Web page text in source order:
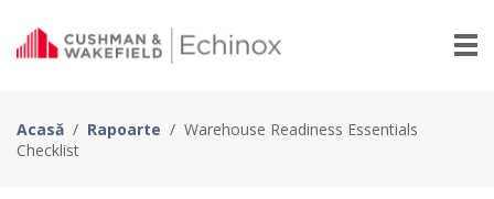
Acasă / Rapoarte / Warehouse Readiness Essentials
Checklist